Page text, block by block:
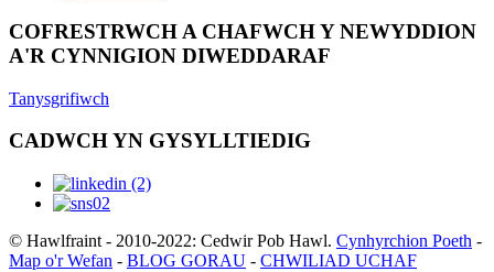
COFRESTRWCH A CHAFWCH Y NEWYDDION
A'R CYNNIGION DIWEDDARAF
Tanysgrifiwch
CADWCH YN GYSYLLTIEDIG
© Hawlfraint - 2010-2022: Cedwir Pob Hawl. Cynhyrchion Poeth -
Map o'r Wefan - BLOG GORAU - CHWILIAD UCHAF